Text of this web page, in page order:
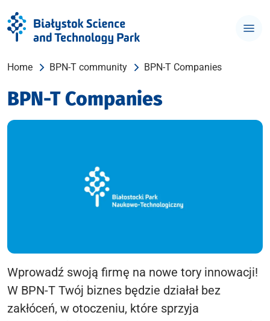
Home BPN-T community BPN-T Companies
BPN-T Companies
Wprowadź swoją firmę na nowe tory innowacji!
W BPN-T Twój biznes będzie działał bez
zakłóceń, w otoczeniu, które sprzyja